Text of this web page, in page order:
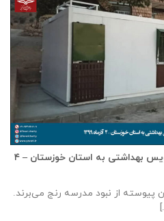
تقدیم ۷ مدرسه یک کلاسه با سرويس بهداشتی به استان خوزستان – ۴
پيوسته از نبود مدرسه رنج می‌برند.